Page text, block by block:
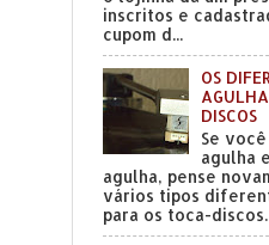
inscritos e
cupom d...
OS
DISCOS
Se
agulha
agulha, pense
vários tipos
para os toca-